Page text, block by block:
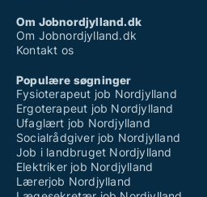
Om Jobnordjylland.dk
Om Jobnordjylland.dk
Kontakt os
Populære søgninger
Fysioterapeut job Nordjylland
Ergoterapeut job Nordjylland
Ufaglært job Nordjylland
Socialrådgiver job Nordjylland
Job i landbruget Nordjylland
Elektriker job Nordjylland
Lærerjob Nordjylland